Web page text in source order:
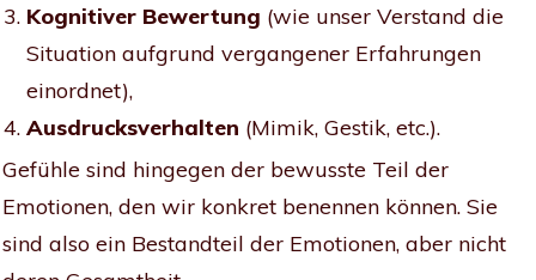
Kognitiver Bewertung (wie unser Verstand die
Situation aufgrund vergangener Erfahrungen
einordnet),
Ausdrucksverhalten (Mimik, Gestik, etc.).
Gefühle sind hingegen der bewusste Teil der
Emotionen, den wir konkret benennen können. Sie
sind also ein Bestandteil der Emotionen, aber nicht